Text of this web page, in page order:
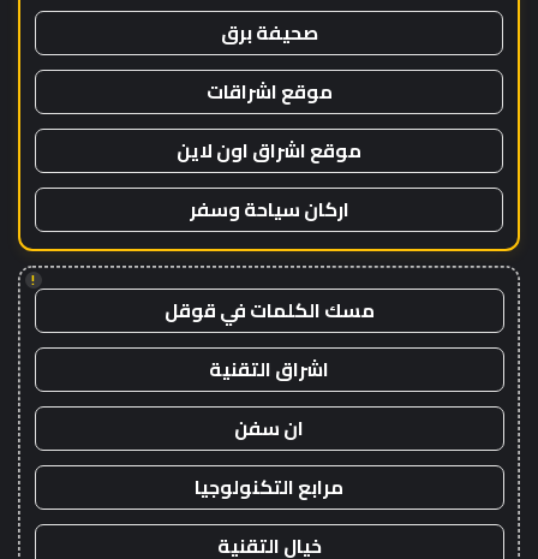
صحيفة برق
موقع اشراقات
موقع اشراق اون لاين
اركان سياحة وسفر
!
مسك الكلمات في قوقل
اشراق التقنية
ان سفن
مرابع التكنولوجيا
خيال التقنية